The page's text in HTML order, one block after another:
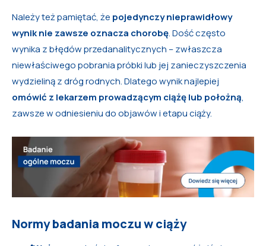
Należy też pamiętać, że pojedynczy nieprawidłowy
wynik nie zawsze oznacza chorobę. Dość często
wynika z błędów przedanalitycznych – zwłaszcza
niewłaściwego pobrania próbki lub jej zanieczyszczenia
wydzieliną z dróg rodnych. Dlatego wynik najlepiej
omówić z lekarzem prowadzącym ciążę lub położną,
zawsze w odniesieniu do objawów i etapu ciąży.
Normy badania moczu w ciąży